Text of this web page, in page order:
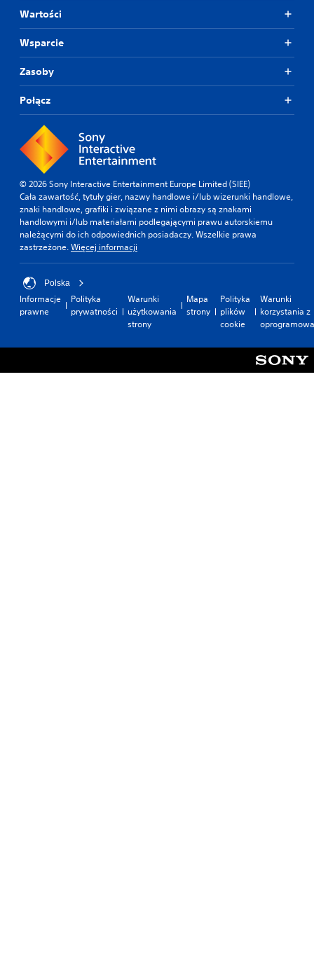
Wartości
Wsparcie
Zasoby
Połącz
© 2026 Sony Interactive Entertainment Europe Limited (SIEE)
Cała zawartość, tytuły gier, nazwy handlowe i/lub wizerunki handlowe,
znaki handlowe, grafiki i związane z nimi obrazy są znakami
handlowymi i/lub materiałami podlegającymi prawu autorskiemu
należącymi do ich odpowiednich posiadaczy. Wszelkie prawa
zastrzeżone.Więcej informacji
Polska
Informacje
prawne
Polityka
prywatności
Warunki
użytkowania
strony
Mapa
strony
Polityka
plików
cookie
Warunki
korzystania z